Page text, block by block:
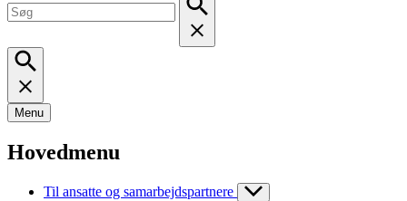
Menu
Hovedmenu
Til ansatte og samarbejdspartnere